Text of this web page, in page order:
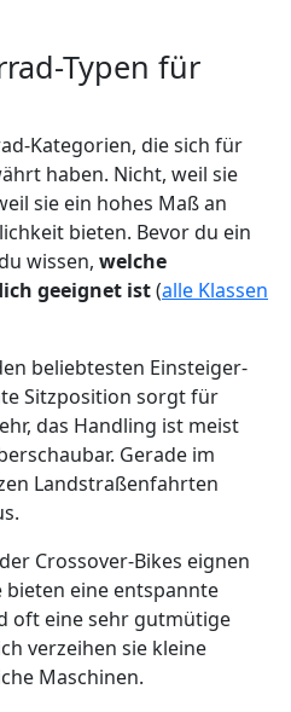
Typen für
Kategorien, die sich für
haben. Nicht, weil sie
sie ein hohes Maß an
bieten. Bevor du ein
wissen, welche
geeignet ist(alle Klassen
beliebtesten Einsteiger-
Sitzposition sorgt für
das Handling ist meist
Gerade im
Landstraßenfahrten
Crossover-Bikes eignen
bieten eine entspannte
oft eine sehr gutmütige
verzeihen sie kleine
Maschinen.